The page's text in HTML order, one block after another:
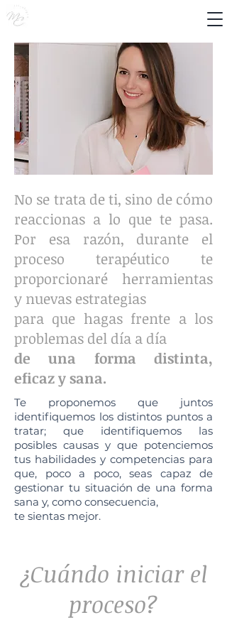
No se trata de ti, sino de cómo
reaccionas a lo que te pasa.
Por esa razón, durante el
proceso terapéutico te
proporcionaré herramientas
y nuevas estrategias
para que hagas frente a los
problemas del día a día
de una forma distinta,
eficaz y sana.
Te proponemos que juntos
identifiquemos los distintos puntos a
tratar; que identifiquemos las
posibles causas y que potenciemos
tus habilidades y competencias para
que, poco a poco, seas capaz de
gestionar tu situación de una forma
sana y, como consecuencia,
te sientas mejor.
¿Cuándo iniciar el
proceso?